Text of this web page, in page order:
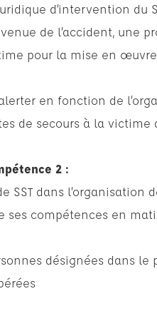
d’intervention du
de l’accident, une
pour la mise en
en fonction de
de secours à la victime
2 :
SST dans l’organisation
compétences en
désignées dans